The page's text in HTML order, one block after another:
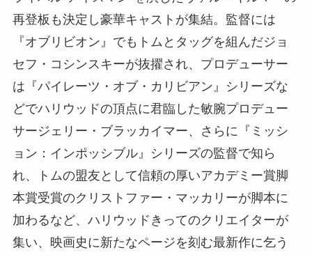
再登板も決定し豪華キャストが集結。監督には
『オブリビオン』でもトムとタッグを組んだジョ
セフ・コシンスキーが抜擢され、プロデューサー
は『パイレーツ・オブ・カリビアン』シリーズな
どでハリウッドの頂点に君臨した敏腕プロデュー
サージェリー・ブラッカイマー、さらに『ミッシ
ョン：インポッシブル』シリーズの監督で知ら
れ、トムの盟友として信頼の厚いアカデミー賞脚
本賞受賞のクリストファー・マッカリーが脚本に
加わるなど、ハリウッドきってのクリエイターが
集い、映画史に新たなページを刻む最新作に乞う